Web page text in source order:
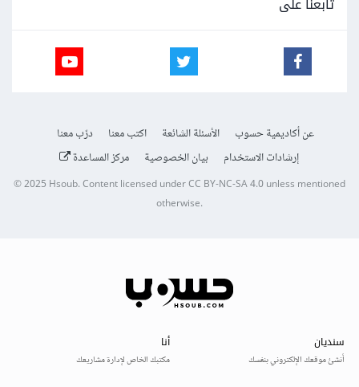
عن أكاديمية حسوب الأسئلة الشائعة اكتب معنا
درّب معنا
إرشادات الاستخدام
بيان الخصوصية مركز المساعدة
© 2025Hsoub.Content licensed underCC BY-NC-SA 4.0unless mentioned
otherwise.